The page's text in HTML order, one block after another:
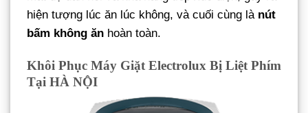
hiện tượng lúc ăn lúc không, và cuối cùng là nút
bấm không ăn hoàn toàn.
Khôi Phục Máy Giặt Electrolux Bị Liệt Phím
Tại HÀ NỘI